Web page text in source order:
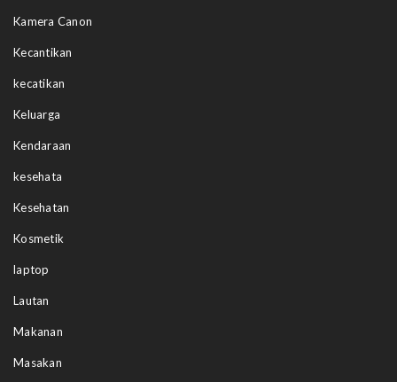
Kamera Canon
Kecantikan
kecatikan
Keluarga
Kendaraan
kesehata
Kesehatan
Kosmetik
laptop
Lautan
Makanan
Masakan